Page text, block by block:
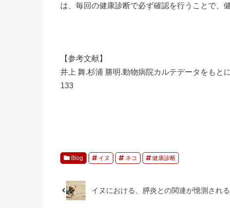
は、毎回の健康診断で必ず確認を行うことで、
【参考文献】
井上 舞.杉浦 勝明.動物病院カルテデータをもと
133
Blog イヌ ネコ 健康診断
イヌにおける、膵炎との関連が憶測され